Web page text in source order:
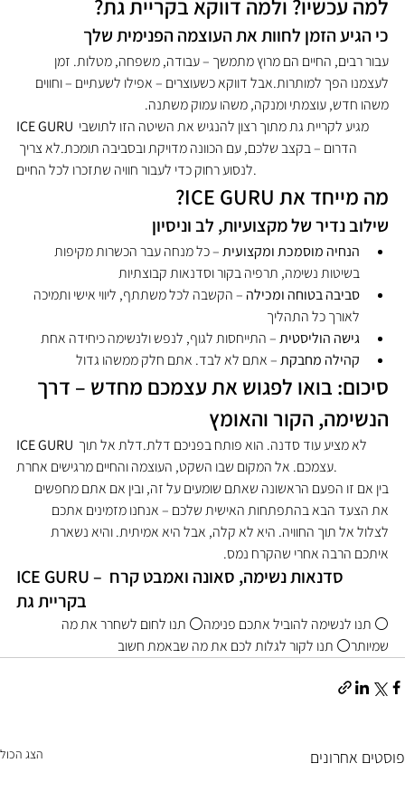
למה עכשיו? ולמה דווקא בקריית גת?
כי הגיע הזמן לחוות את העוצמה הפנימית שלך
עבור רבים, החיים הם מרוץ מתמשך – עבודה, משפחה, מטלות. זמן
לעצמנו הפך למותרות.אבל דווקא כשעוצרים – אפילו לשעתיים – וחווים
משהו חדש, עוצמתי ומנקה, משהו עמוק משתנה.
ICE GURU
הדרום – בקצב שלכם, עם הכוונה מדויקת ובסביבה תומכת.לא צריך
לנסוע רחוק כדי לעבור חוויה שתזכרו לכל החיים.
מה מייחד את ICE GURU?
שילוב נדיר של מקצועיות, לב וניסיון
הנחיה מוסמכת ומקצועית – כל מנחה עבר הכשרות מקיפות
בשיטות נשימה, תרפיה בקור וסדנאות קבוצתיות
סביבה בטוחה ומכילה – הקשבה לכל משתתף, ליווי אישי ותמיכה
לאורך כל התהליך
גישה הוליסטית – התייחסות לגוף, לנפש ולנשימה כיחידה אחת
קהילה מחבקת – אתם לא לבד. אתם חלק ממשהו גדול
סיכום: בואו לפגוש את עצמכם מחדש – דרך
הנשימה, הקור והאומץ
ICE GURU
עצמכם. אל המקום שבו השקט, העוצמה והחיים מרגישים אחרת.
בין אם זו הפעם הראשונה שאתם שומעים על זה, ובין אם אתם מחפשים
את הצעד הבא בהתפתחות האישית שלכם – אנחנו מזמינים אתכם
לצלול אל תוך החוויה. היא לא קלה, אבל היא אמיתית. והיא נשארת
איתכם הרבה אחרי שהקרח נמס.
ICE GURU – סדנאות נשימה, סאונה ואמבט קרח
בקריית גת
⚪ תנו לנשימה להוביל אתכם פנימה⚪ תנו לחום לשחרר את מה
שמיותר⚪ תנו לקור לגלות לכם את מה שבאמת חשוב
פוסטים אחרונים הצג הכול